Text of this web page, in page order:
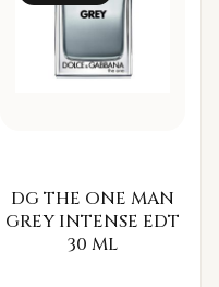
DG THE ONE MAN
GREY INTENSE EDT
30 ML